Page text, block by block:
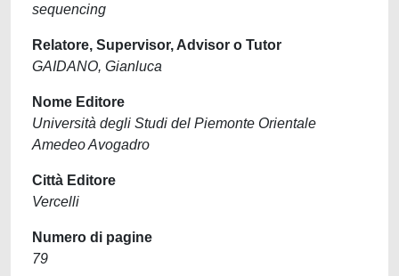
sequencing
Relatore, Supervisor, Advisor o Tutor
GAIDANO, Gianluca
Nome Editore
Università degli Studi del Piemonte Orientale
Amedeo Avogadro
Città Editore
Vercelli
Numero di pagine
79